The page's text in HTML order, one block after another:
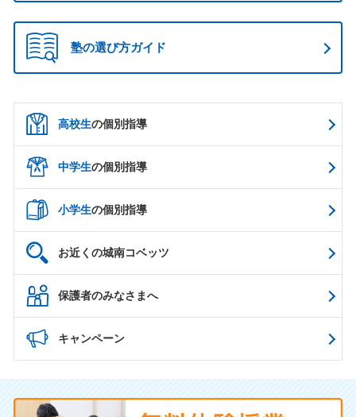
塾の選び方ガイド
高校生の個別指導
中学生の個別指導
小学生の個別指導
お近くの城南コベッツ
保護者のみなさまへ
キャンペーン